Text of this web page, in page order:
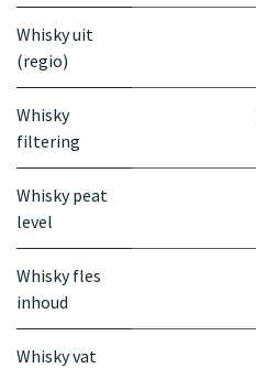
Whisky uit
(regio)
Whisky
filtering
Whisky peat
level
Whisky fles
inhoud
Whisky vat